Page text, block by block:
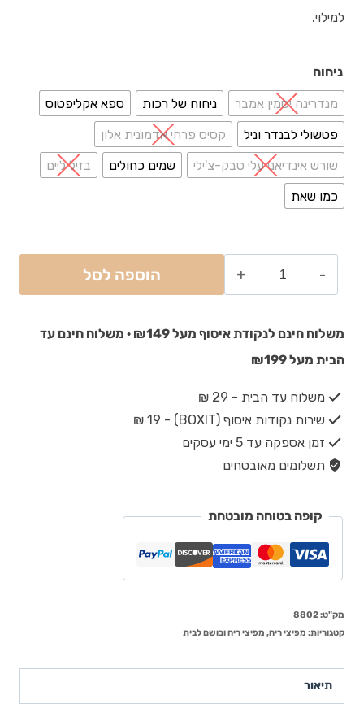
למילוי.
ניחוח
מנדרינה יסמין אמבר ניחוח של רכות
ספא אקליפטוס
פטשולי לבנדר וניל
קסיס פרחי אדמונית אלון
שורש אינדיאני עלי טבק-צ'ילי
שמים כחולים
בזיל ליים
כמו שאת
הוספה לסל
משלוח חינם לנקודת איסוף מעל ₪149 · משלוח חינם עד
הבית מעל ₪199
משלוח עד הבית - 29 ₪
שירות נקודות איסוף (BOXIT) - 19 ₪
זמן אספקה עד 5 ימי עסקים
תשלומים מאובטחים
קופה בטוחה מובטחת
מק"ט:8802
קטגוריות: מפיצי ריח, מפיצי ריח ובושם לבית
תיאור